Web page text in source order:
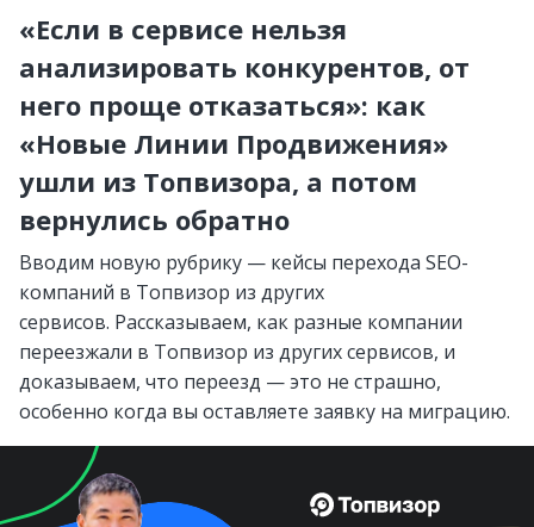
«Если в сервисе нельзя
анализировать конкурентов, от
него проще отказаться»: как
«Новые Линии Продвижения»
ушли из Топвизора, а потом
вернулись обратно
Вводим новую рубрику — кейсы перехода SEO-
компаний в Топвизор из других
сервисов. Рассказываем, как разные компании
переезжали в Топвизор из других сервисов, и
доказываем, что переезд — это не страшно,
особенно когда вы оставляете заявку на миграцию.